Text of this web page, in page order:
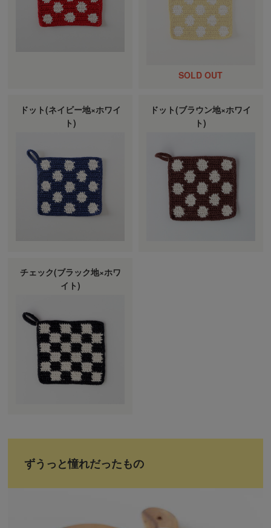
ドット(ネイビー地×ホワイ
ト)
ドット(ブラウン地×ホワイ
ト)
チェック(ブラック地×ホワ
イト)
ずうっと憧れだったもの